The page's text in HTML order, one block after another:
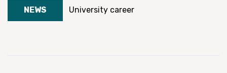
NEWS University career